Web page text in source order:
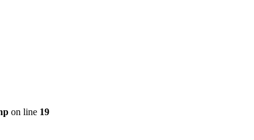
on line 19